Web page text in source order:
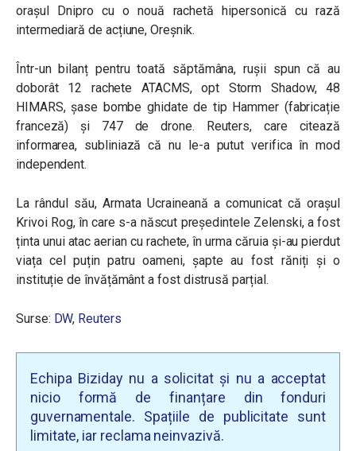
orașul Dnipro cu o nouă rachetă hipersonică cu rază
intermediară de acțiune, Oreșnik.
Într-un bilanț pentru toată săptămâna, rușii spun că au
doborât 12 rachete ATACMS, opt Storm Shadow, 48
HIMARS, șase bombe ghidate de tip Hammer (fabricație
franceză) și 747 de drone. Reuters, care citează
informarea, subliniază că nu le-a putut verifica în mod
independent.
La rândul său, Armata Ucraineană a comunicat că orașul
Krivoi Rog, în care s-a născut președintele Zelenski, a fost
ținta unui atac aerian cu rachete, în urma căruia și-au pierdut
viața cel puțin patru oameni, șapte au fost răniți și o
instituție de învățământ a fost distrusă parțial.
Surse: DW, Reuters
Echipa Biziday nu a solicitat și nu a acceptat
nicio formă de finanțare din fonduri
guvernamentale. Spațiile de publicitate sunt
limitate, iar reclama neinvazivă.